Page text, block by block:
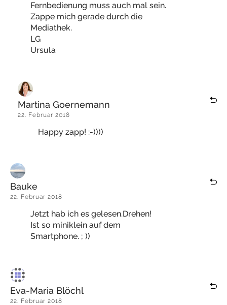
Fernbedienung muss auch mal sein.
Zappe mich gerade durch die
Mediathek.
LG
Ursula
Martina Goernemann
22. Februar 2018
Happy zapp! :-))))
Bauke
22. Februar 2018
Jetzt hab ich es gelesen.Drehen!
Ist so miniklein auf dem
Smartphone. ; ))
Eva-Maria Blöchl
22. Februar 2018